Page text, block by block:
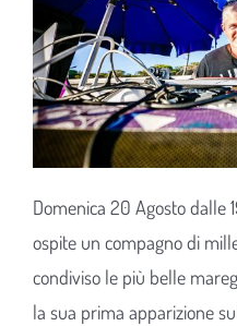
Domenica 20 Agosto dalle
ospite un compagno di
condiviso le più belle
la sua prima apparizione